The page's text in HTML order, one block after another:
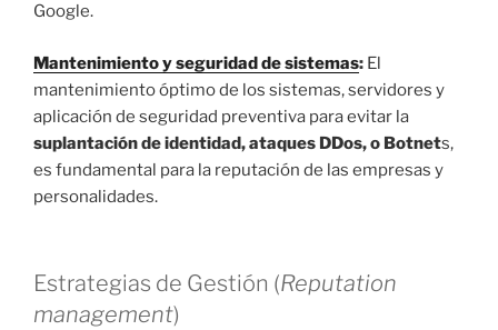
Google.
Mantenimiento y seguridad de sistemas: El
mantenimiento óptimo de los sistemas, servidores y
aplicación de seguridad preventiva para evitar la
suplantación de identidad, ataques DDos, o Botnets,
es fundamental para la reputación de las empresas y
personalidades.
Estrategias de Gestión (Reputation
management)